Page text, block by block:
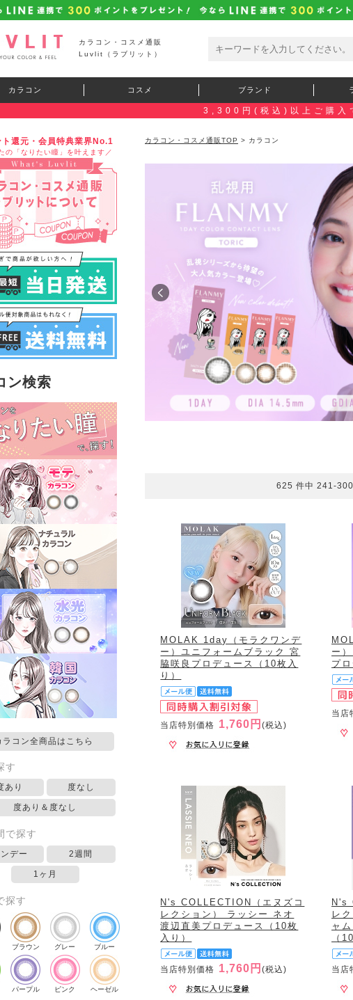
カラコン・コスメ通販
Luvlit（ラブリット）
カラコン コスメ ブランド
3,300円(税込)以上ご購入
ト還元・会員特典業界No.1
の「なりたい瞳」を叶えます／
ン検索
ラコン全商品はこちら
す
あり 度なし
度あり＆度なし
で探す
デー 2週間
1ヶ月
探す
ブラウン グレー ブルー
パープル ピンク ヘーゼル
カラコン・コスメ通販TOP > カラコン
625 件中 241-
MOLAK 1day（モラクワンデ
ー）ユニフォームブラック 宮
脇咲良プロデュース（10枚入
り）
当店特別価格 1,760円(税込)
ー
プ
当店
N's COLLECTION（エヌズコ
レクション） ラッシー ネオ
渡辺直美プロデュース（10枚
入り）
当店特別価格 1,760円(税込)
N's
レ
ャ
（
当店